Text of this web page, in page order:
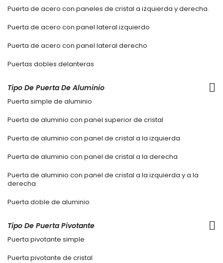
Puerta de acero con paneles de cristal a izquierda y derecha.
Puerta de acero con panel lateral izquierdo
Puerta de acero con panel lateral derecho
Puertas dobles delanteras
Tipo De Puerta De Aluminio
Puerta simple de aluminio
Puerta de aluminio con panel superior de cristal
Puerta de aluminio con panel de cristal a la izquierda
Puerta de aluminio con panel de cristal a la derecha
Puerta de aluminio con panel de cristal a la izquierda y a la
derecha
Puerta doble de aluminio
Tipo De Puerta Pivotante
Puerta pivotante simple
Puerta pivotante de cristal